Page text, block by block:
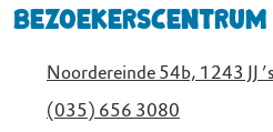
Noordereinde 54b, 1243 JJ
(035) 656 3080